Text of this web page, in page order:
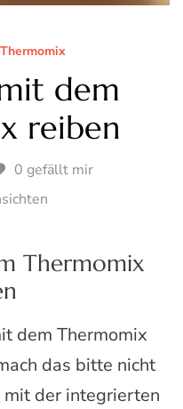
dem
reiben
0 gefällt mir
Thermomix
dem Thermomix
das bitte nicht
der integrierten